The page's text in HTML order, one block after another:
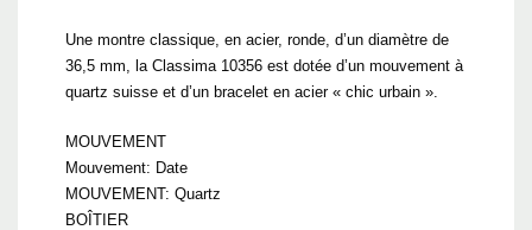
Une montre classique, en acier, ronde, d’un diamètre de
36,5 mm, la Classima 10356 est dotée d’un mouvement à
quartz suisse et d’un bracelet en acier « chic urbain ».
MOUVEMENT
Mouvement: Date
MOUVEMENT: Quartz
BOÎTIER